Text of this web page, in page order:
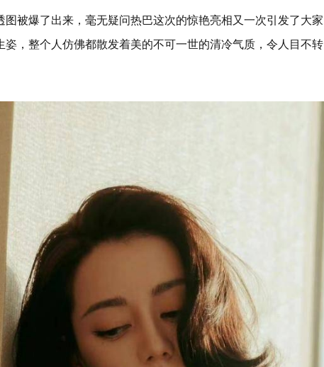
被爆了出来，毫无疑问热巴这次的惊艳亮相又一次引发了大家
，整个人仿佛都散发着美的不可一世的清冷气质，令人目不转